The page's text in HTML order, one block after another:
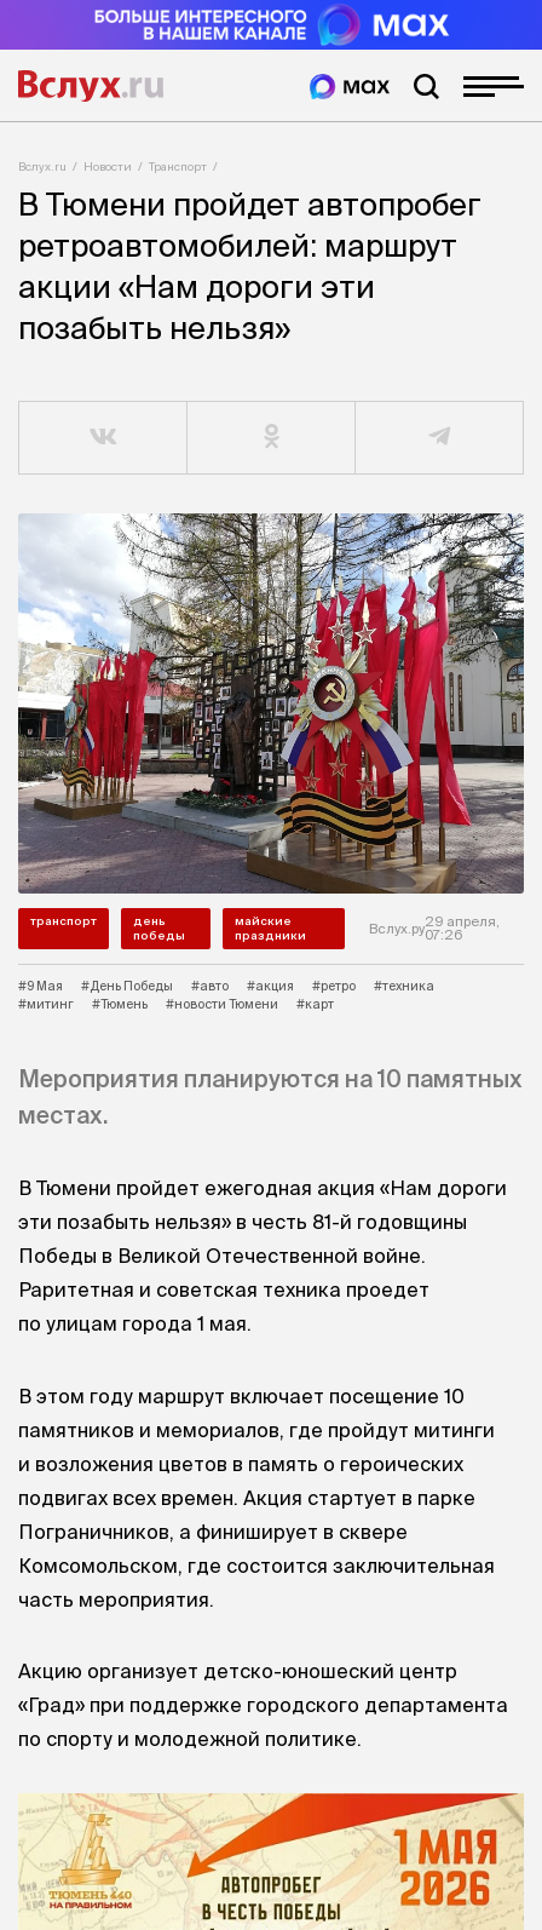
Вслух.ru Новости Транспорт
В Тюмени пройдет автопробег
ретроавтомобилей: маршрут
акции «Нам дороги эти
позабыть нельзя»
транспорт
день
победы
майские
праздники
Вслух.ру29 апреля,
07:26
#9 Мая #День Победы #авто #акция #ретро
#техника
#митинг
#Тюмень #новости Тюмени #карт
Мероприятия планируются на 10 памятных
местах.
В Тюмени пройдет ежегодная акция «Нам дороги
эти позабыть нельзя» в честь 81-й годовщины
Победы в Великой Отечественной войне.
Раритетная и советская техника проедет
по улицам города 1 мая.
В этом году маршрут включает посещение 10
памятников и мемориалов, где пройдут митинги
и возложения цветов в память о героических
подвигах всех времен. Акция стартует в парке
Пограничников, а финиширует в сквере
Комсомольском, где состоится заключительная
часть мероприятия.
Акцию организует детско-юношеский центр
«Град» при поддержке городского департамента
по спорту и молодежной политике.